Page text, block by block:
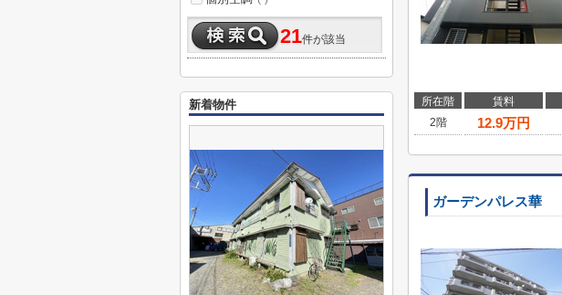
所在階 賃料
2階
12.9万円
ガーデンパレス華
21件が該当
新着物件